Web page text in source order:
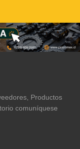
Productos
comuníquese